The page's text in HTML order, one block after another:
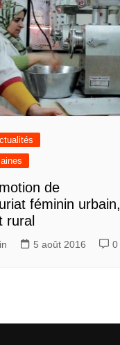
de
féminin urbain,
rural
5 août 2016 0